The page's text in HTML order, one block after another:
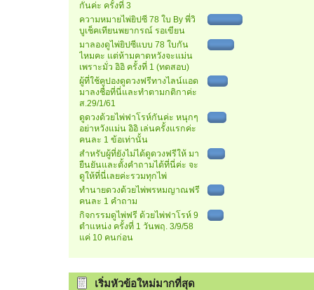
กันค่ะ ครั้งที่ 3
ความหมายไพ่ยิปซี 78 ใบ By พี่วิ
บูเช็คเทียนพยากรณ์ รอเขียน
มาลองดูไพ่ยิปซีแบบ 78 ใบกัน
ไหมคะ แต่ห้ามคาดหวังจะแม่น
เพราะมั่ว อิอิ ครั้งที่ 1 (ทดสอบ)
ผู้ที่ใช้คูปองดูดวงฟรีทางไลน์แอด
มาลงชื่อที่นี่และทำตามกติกาค่ะ
ส.29/1/61
ดูดวงด้วยไพ่ฟาโรห์กันค่ะ หนุกๆ
อย่าหวังแม่น อิอิ เล่นครั้งแรกค่ะ
คนละ 1 ข้อเท่านั้น
สำหรับผู้ที่ยังไม่ได้ดูดวงฟรีให้ มา
ยืนยันและตั้งคำถามได้ที่นี่ค่ะ จะ
ดูให้ที่นี่เลยค่ะรวมทุกไพ่
ทำนายดวงด้วยไพ่พรหมญาณฟรี
คนละ 1 คำถาม
กิจกรรมดูไพ่ฟรี ด้วยไพ่ฟาโรห์ 9
ตำแหน่ง ครั้งที่ 1 วันพฤ. 3/9/58
แค่ 10 คนก่อน
เริ่มหัวข้อใหม่มากที่สุด